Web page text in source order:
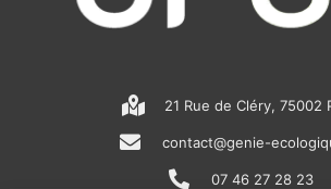
21 Rue de Cléry, 75002
contact@genie-
07 46 27 28 23